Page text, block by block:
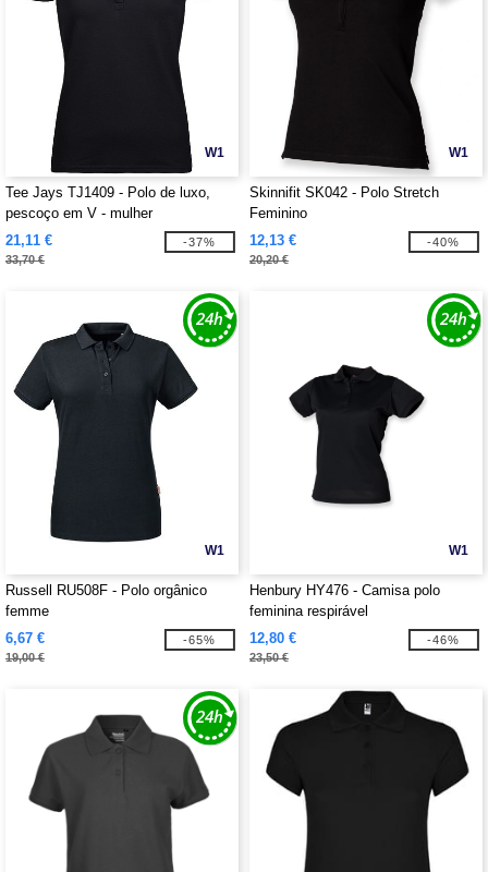
W1
Tee Jays TJ1409 - Polo de luxo,
pescoço em V - mulher
21,11 €
33,70 €
-37%
W1
Skinnifit SK042 - Polo Stretch
Feminino
12,13 €
20,20 €
-40%
W1
Russell RU508F - Polo orgânico
femme
6,67 €
19,00 €
-65%
W1
Henbury HY476 - Camisa polo
feminina respirável
12,80 €
23,50 €
-46%